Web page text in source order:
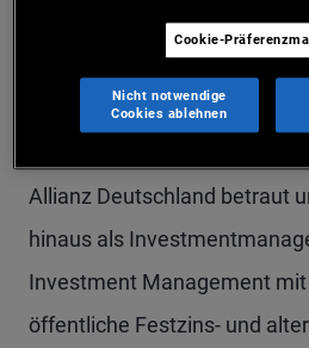
strategischen, finanziellen
betreffen. Vor ihrem Wechsel
Allianz Deutschland betraut
hinaus als
Investment Management
öffentliche Festzins- und
Cookie-
Nicht notwendige
Cookies ablehnen